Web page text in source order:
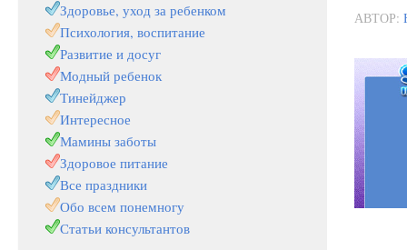
АВТОР:
Здоровье, уход за ребенком
Психология, воспитание
Развитие и досуг
Модный ребенок
Тинейджер
Интересное
Мамины заботы
Здоровое питание
Все праздники
Обо всем понемногу
Статьи консультантов